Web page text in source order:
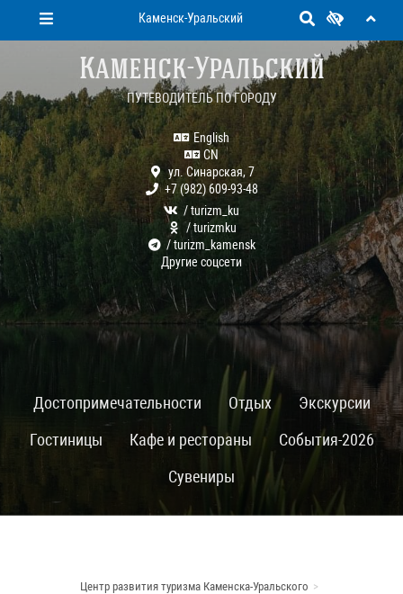
Каменск-Уральский
Каменск-Уральский
ПУТЕВОДИТЕЛЬ ПО ГОРОДУ
English
CN
ул. Синарская, 7
+7 (982) 609-93-48
/ turizm_ku
/ turizmku
/ turizm_kamensk
Другие соцсети
Достопримечательности Отдых
Экскурсии
Гостиницы
Кафе и рестораны
События-2026
Сувениры
Центр развития туризма Каменска-Уральского